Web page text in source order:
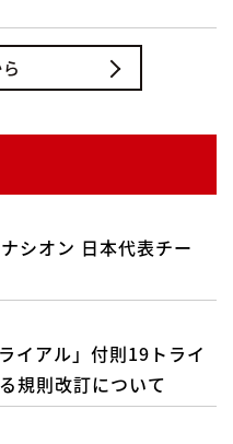
シオン 日本代表チー
イアル」付則19トライ
規則改訂について